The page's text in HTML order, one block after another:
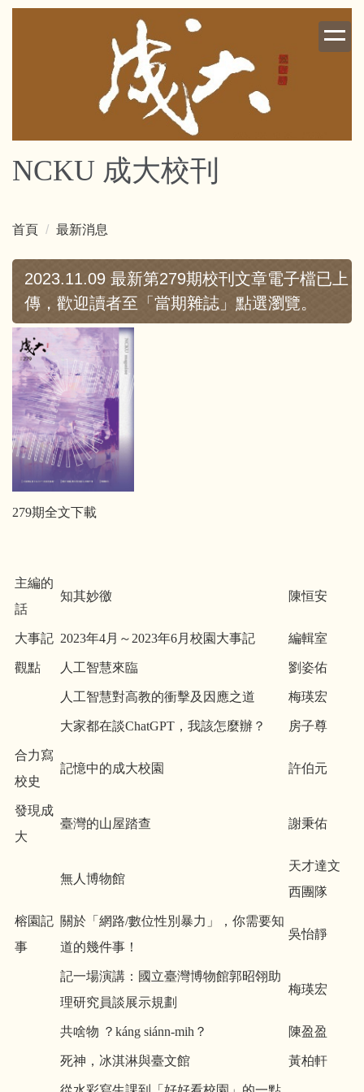
跳
NCKU 成大校刊
首頁 最新消息
2023.11.09 最新第279期校刊文章電子檔已上
傳，歡迎讀者至「當期雜誌」點選瀏覽。
279期全文下載
主編的
話
知其妙徼 陳恒安
大事記 2023年4月～2023年6月校園大事記 編輯室
觀點 人工智慧來臨 劉姿佑
人工智慧對高教的衝擊及因應之道 梅瑛宏
大家都在談ChatGPT，我該怎麼辦？ 房子尊
合力寫
校史
記憶中的成大校園 許伯元
發現成
大
臺灣的山屋踏查 謝秉佑
無人博物館
天才達文
西團隊
榕園記
事
關於「網路/數位性別暴力」，你需要知
道的幾件事！
吳怡靜
記一場演講：國立臺灣博物館郭昭翎助
理研究員談展示規劃
梅瑛宏
共啥物 ？káng siánn-mih？ 陳盈盈
死神，冰淇淋與臺文館 黃柏軒